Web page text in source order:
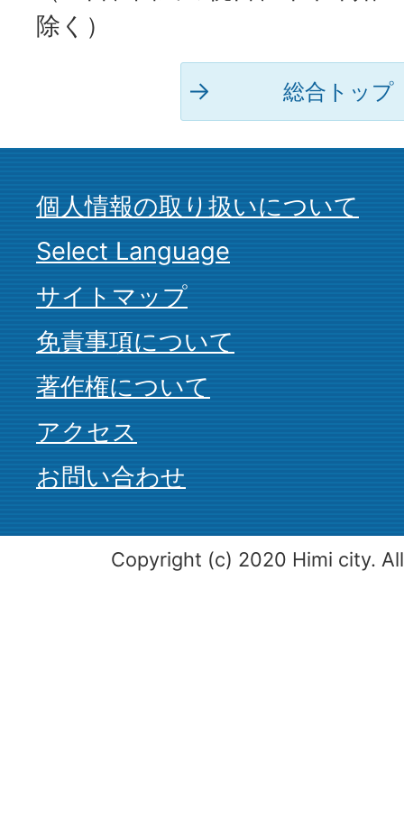
除く）
総合トップ
個人情報の取り扱いについて
Select Language
サイトマップ
免責事項について
著作権について
アクセス
お問い合わせ
Copyright (c) 2020 Himi city.